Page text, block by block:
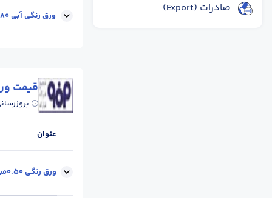
صادرات (Export)
ابعاد : عرض 1.25
ورق رنگی آبی 0.80 میل - عرض 1.25 متر -رول
قیمت
عنوان
ورق رنگی 0.50میل-عرض1.25 متر-آبی-رول